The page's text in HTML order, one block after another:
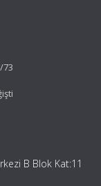
73
B Blok Kat:11